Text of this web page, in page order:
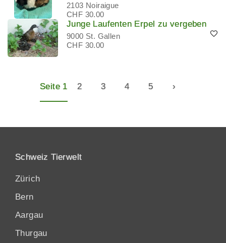
2103 Noiraigue
CHF 30.00
Junge Laufenten Erpel zu vergeben
9000 St. Gallen
CHF 30.00
Seite 1 2 3 4 5 ›
Schweiz Tierwelt
Zürich
Bern
Aargau
Thurgau